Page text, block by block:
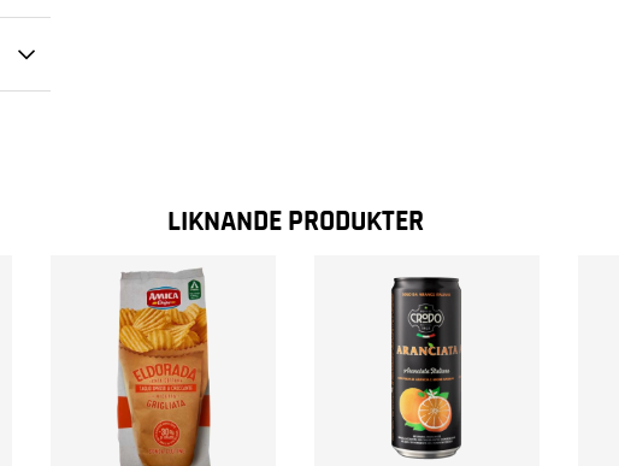
LIKNANDE PRODUKTER